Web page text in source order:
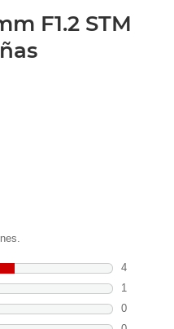
F1.2 STM